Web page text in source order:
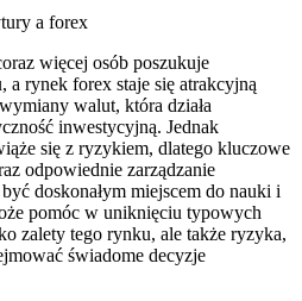
więcej osób poszukuje
a rynek forex staje się atrakcyjną
walut, która działa
inwestycyjną. Jednak
się z ryzykiem, dlatego kluczowe
odpowiednie zarządzanie
doskonałym miejscem do nauki i
pomóc w uniknięciu typowych
zalety tego rynku, ale także ryzyka,
świadome decyzje